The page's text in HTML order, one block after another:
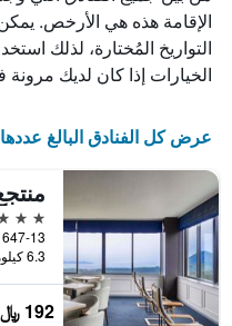
الذي
يعرض
أيام
الأسبوع.
التالي
1
Y
الذي
يعرض
متوسط
سعر
غرفة
الإقامة هذه هي الأرخص.
التواريخ المُختارة، لذلك
الخيارات إذا كان لديك مرونة
عرض كل الفنادق البالغ عددها 25
4 نجوم
6.3 كيلومتر عن وسط المدينة
192 ﷼